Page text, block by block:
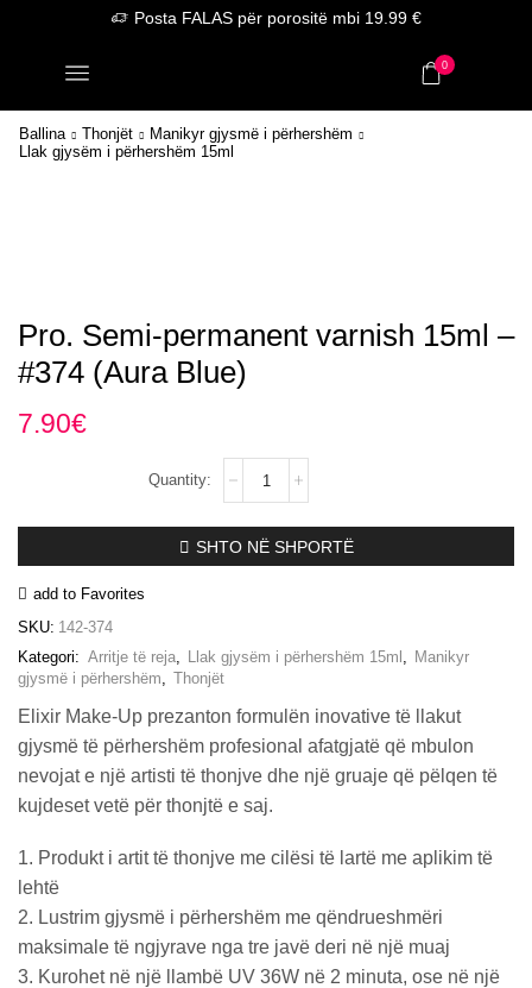
Posta FALAS për porositë mbi 19.99 €
0
Ballina Thonjët
Manikyr gjysmë i përhershëm
Llak gjysëm i përhershëm 15ml
Pro. Semi-permanent varnish 15ml –
#374 (Aura Blue)
7.90€
varnish
15ml
sasia
SHTO NË SHPORTË
add to Favorites
SKU: 142-374
Kategori: Arritje të reja, Llak gjysëm i përhershëm 15ml , Manikyr
gjysmë i përhershëm, Thonjët
Elixir Make-Up prezanton formulën inovative të llakut
gjysmë të përhershëm profesional afatgjatë që mbulon
nevojat e një artisti të thonjve dhe një gruaje që pëlqen të
kujdeset vetë për thonjtë e saj.
1. Produkt i artit të thonjve me cilësi të lartë me aplikim të
lehtë
2. Lustrim gjysmë i përhershëm me qëndrueshmëri
maksimale të ngjyrave nga tre javë deri në një muaj
3. Kurohet në një llambë UV 36W në 2 minuta, ose në një